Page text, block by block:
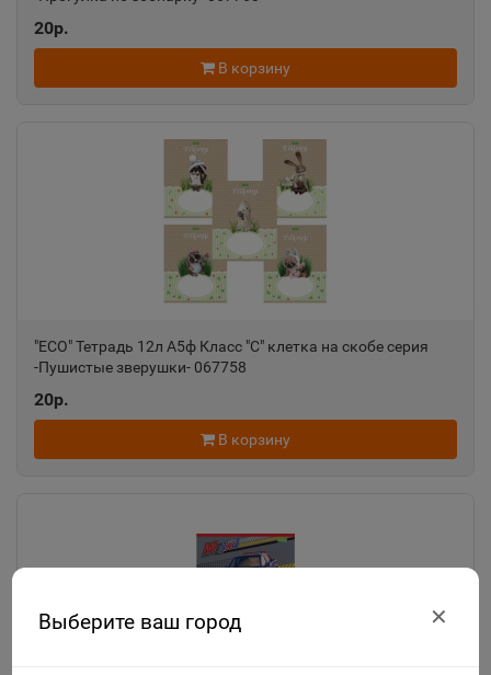
Выберите ваш город ✕
20р.
В корзину
"ECO" Тетрадь 12л А5ф Класс "С" клетка на скобе серия
-Пушистые зверушки- 067758
20р.
В корзину